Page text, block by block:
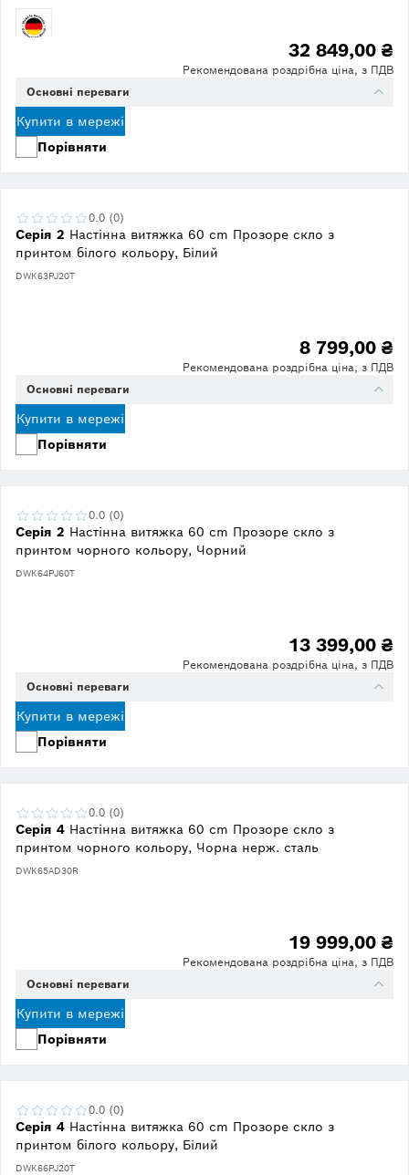
32 849,00 ₴
Рекомендована роздрібна ціна, з ПДВ
Основні переваги
Купити в мережі
Порівняти
Серія 2 Настінна витяжка 60 cm Прозоре скло з
принтом білого кольору, Білий
DWK63PJ20T
0.0 (0)
8 799,00 ₴
Рекомендована роздрібна ціна, з ПДВ
Основні переваги
Купити в мережі
Порівняти
Серія 2 Настінна витяжка 60 cm Прозоре скло з
принтом чорного кольору, Чорний
DWK64PJ60T
0.0 (0)
13 399,00 ₴
Рекомендована роздрібна ціна, з ПДВ
Основні переваги
Купити в мережі
Порівняти
Серія 4 Настінна витяжка 60 cm Прозоре скло з
принтом чорного кольору, Чорна нерж. сталь
DWK65AD30R
0.0 (0)
19 999,00 ₴
Рекомендована роздрібна ціна, з ПДВ
Основні переваги
Купити в мережі
Порівняти
Серія 4 Настінна витяжка 60 cm Прозоре скло з
принтом білого кольору, Білий
DWK66PJ20T
0.0 (0)